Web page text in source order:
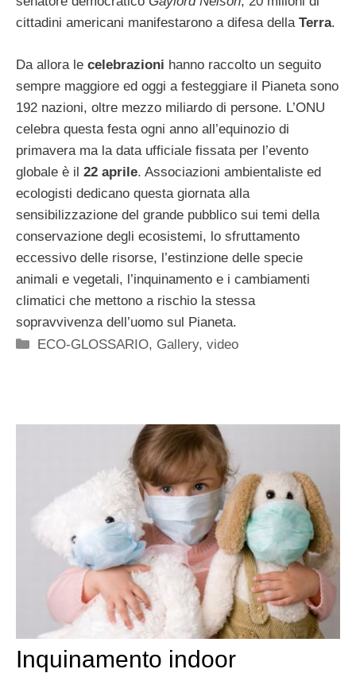
cittadini americani manifestarono a difesa della Terra.
Da allora le celebrazioni hanno raccolto un seguito
sempre maggiore ed oggi a festeggiare il Pianeta sono
192 nazioni, oltre mezzo miliardo di persone. L’ONU
celebra questa festa ogni anno all’equinozio di
primavera ma la data ufficiale fissata per l’evento
globale è il 22 aprile. Associazioni ambientaliste ed
ecologisti dedicano questa giornata alla
sensibilizzazione del grande pubblico sui temi della
conservazione degli ecosistemi, lo sfruttamento
eccessivo delle risorse, l’estinzione delle specie
animali e vegetali, l’inquinamento e i cambiamenti
climatici che mettono a rischio la stessa
sopravvivenza dell’uomo sul Pianeta.
Categorie
ECO-GLOSSARIO, Gallery,video
Inquinamento indoor